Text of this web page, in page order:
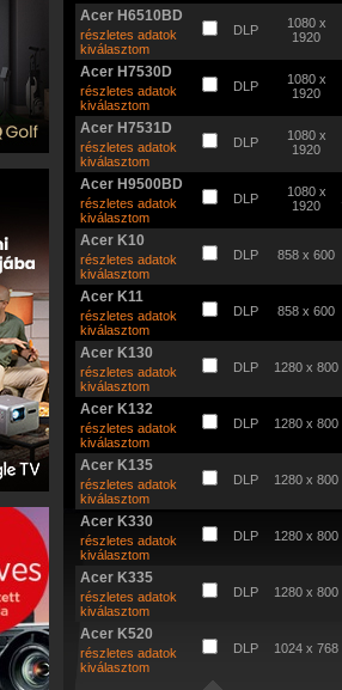
Acer H6510BD
részletes adatok
kiválasztom
DLP
1080 x
1920
Acer H7530D
részletes adatok
kiválasztom
DLP
1080 x
1920
Acer H7531D
részletes adatok
kiválasztom
DLP
1080 x
1920
Acer H9500BD
részletes adatok
kiválasztom
DLP
1080 x
1920
Acer K10
részletes adatok
kiválasztom
DLP 858 x 600
Acer K11
részletes adatok
kiválasztom
DLP 858 x 600
Acer K130
részletes adatok
kiválasztom
DLP 1280 x 800
Acer K132
részletes adatok
kiválasztom
DLP 1280 x 800
Acer K135
részletes adatok
kiválasztom
DLP 1280 x 800
Acer K330
részletes adatok
kiválasztom
DLP 1280 x 800
Acer K335
részletes adatok
kiválasztom
DLP 1280 x 800
Acer K520
részletes adatok
kiválasztom
DLP 1024 x 768